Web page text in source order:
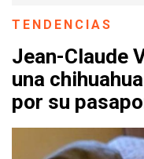
TENDENCIAS
Jean-Claude
una
por su